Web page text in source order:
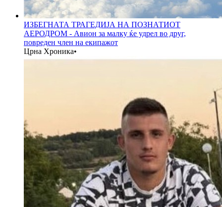
ИЗБЕГНАТА ТРАГЕДИЈА НА ПОЗНАТИОТ
АЕРОДРОМ - Авион за малку ќе удрел во друг,
повреден член на екипажот
Црна Хроника•